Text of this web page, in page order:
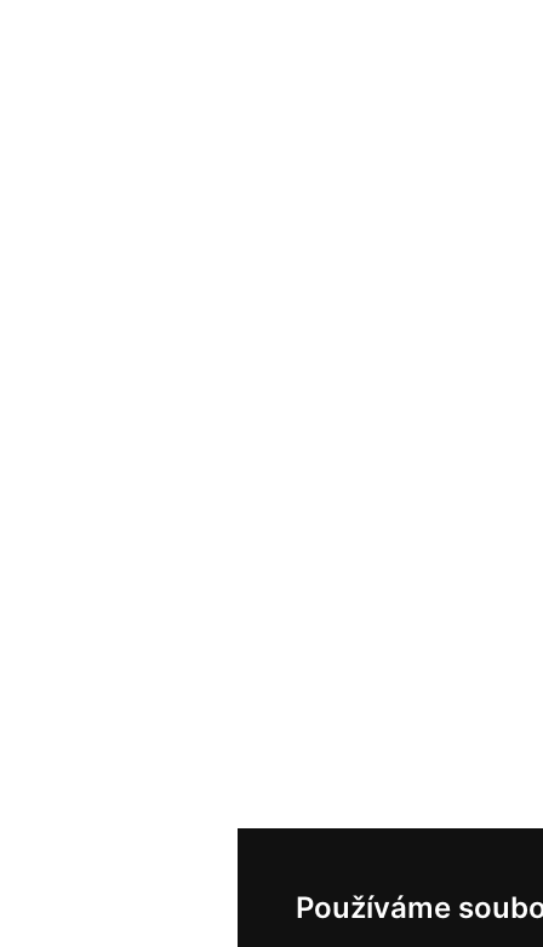
Používáme